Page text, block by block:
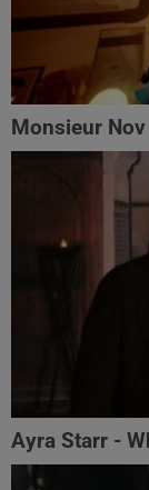
Monsieur
Ayra Starr -